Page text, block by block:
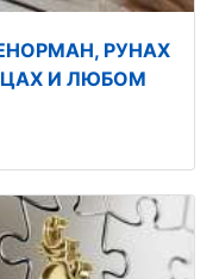
РУНАХ
И ЛЮБОМ